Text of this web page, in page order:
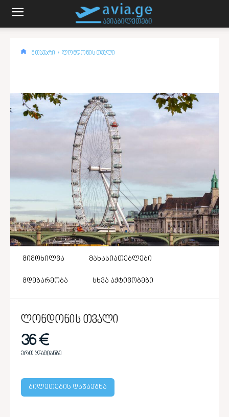
მთავარი ლონდონის თვალი
მიმოხილვა მახასიათებლები
მდებარეობა სხვა აქტივობები
ლონდონის თვალი
36 €
ერთ ადამიანზე
ბილეთების დაჯავშნა